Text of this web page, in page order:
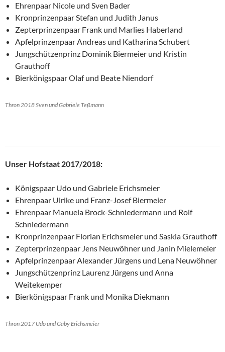
Ehrenpaar Nicole und Sven Bader
Kronprinzenpaar Stefan und Judith Janus
Zepterprinzenpaar Frank und Marlies Haberland
Apfelprinzenpaar Andreas und Katharina Schubert
Jungschützenprinz Dominik Biermeier und Kristin
Grauthoff
Bierkönigspaar Olaf und Beate Niendorf
Thron 2018 Sven und Gabriele Teßmann
Unser Hofstaat 2017/2018:
Königspaar Udo und Gabriele Erichsmeier
Ehrenpaar Ulrike und Franz-Josef Biermeier
Ehrenpaar Manuela Brock-Schniedermann und Rolf
Schniedermann
Kronprinzenpaar Florian Erichsmeier und Saskia Grauthoff
Zepterprinzenpaar Jens Neuwöhner und Janin Mielemeier
Apfelprinzenpaar Alexander Jürgens und Lena Neuwöhner
Jungschützenprinz Laurenz Jürgens und Anna
Weitekemper
Bierkönigspaar Frank und Monika Diekmann
Thron 2017 Udo und Gaby Erichsmeier